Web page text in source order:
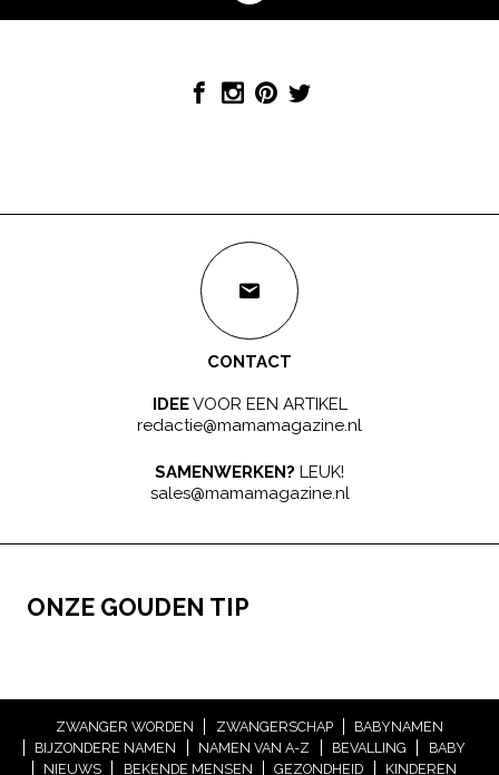
CONTACT
IDEEVOOR EEN ARTIKEL
redactie@mamamagazine.nl
SAMENWERKEN? LEUK!
sales@mamamagazine.nl
ONZE GOUDEN TIP
ZWANGER WORDEN ZWANGERSCHAP
BABYNAMEN
BIJZONDERE NAMEN
NAMEN VAN A-Z BEVALLING
BABY
NIEUWS
BEKENDE MENSEN GEZONDHEID KINDEREN